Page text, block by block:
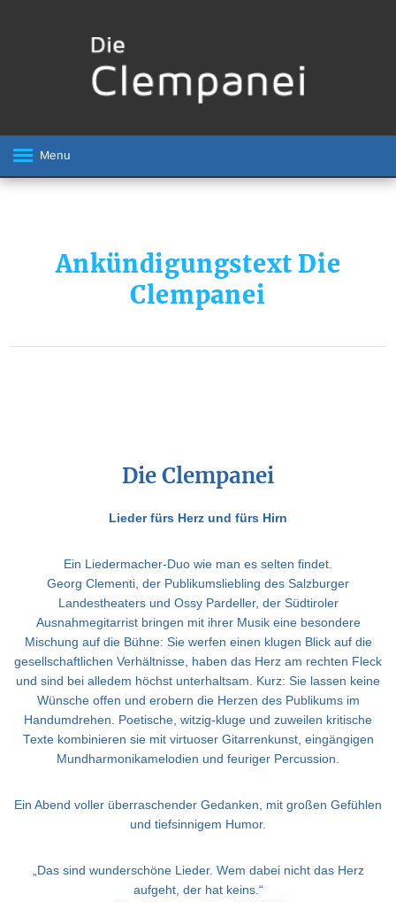
Menu
Ankündigungstext Die
Clempanei
Die Clempanei
Lieder fürs Herz und fürs Hirn
Ein Liedermacher-Duo wie man es selten findet.
Georg Clementi, der Publikumsliebling des Salzburger
Landestheaters und Ossy Pardeller, der Südtiroler
Ausnahmegitarrist bringen mit ihrer Musik eine besondere
Mischung auf die Bühne: Sie werfen einen klugen Blick auf die
gesellschaftlichen Verhältnisse, haben das Herz am rechten Fleck
und sind bei alledem höchst unterhaltsam. Kurz: Sie lassen keine
Wünsche offen und erobern die Herzen des Publikums im
Handumdrehen. Poetische, witzig-kluge und zuweilen kritische
Texte kombinieren sie mit virtuoser Gitarrenkunst, eingängigen
Mundharmonikamelodien und feuriger Percussion.
Ein Abend voller überraschender Gedanken, mit großen Gefühlen
und tiefsinnigem Humor.
„Das sind wunderschöne Lieder. Wem dabei nicht das Herz
aufgeht, der hat keins.“